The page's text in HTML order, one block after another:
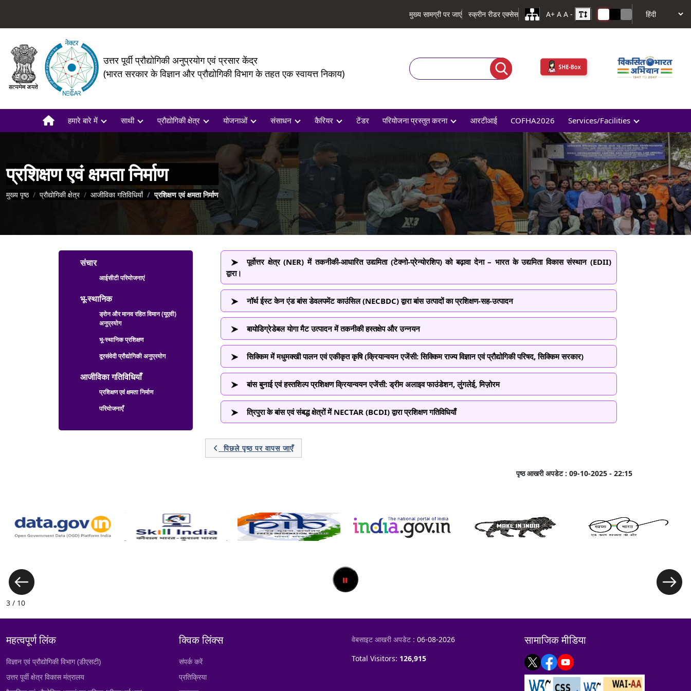
मुख्य सामग्री पर जाएं स्क्रीन रीडर एक्सेस A+ A A -
उत्तर पूर्वी प्रौद्योगिकी अनुप्रयोग एवं प्रसार केंद्र
(भारत सरकार के विज्ञान और प्रौद्योगिकी विभाग के तहत एक स्वायत्त निकाय)
खोज
हमारे बारे में साथी प्रौद्योगिकी क्षेत्र योजनाओं संसाधन कैरियर टेंडर परियोजना प्रस्तुत करना आरटीआई COFHA2026 Services/Facilities
प्रशिक्षण एवं क्षमता निर्माण
पग चिन्ह
मुख्य पृष्ठ प्रौद्योगिकी क्षेत्र आजीविका गतिविधियाँ प्रशिक्षण एवं क्षमता निर्माण
Technology Sector Menu
संचार
आईसीटी परियोजनाएं
भू-स्थानिक
ड्रोन और मानव रहित विमान (यूएवी)
अनुप्रयोग
भू-स्थानिक प्रशिक्षण
दूरसंवेदी प्रौद्योगिकी अनुप्रयोग
आजीविका गतिविधियाँ
प्रशिक्षण एवं क्षमता निर्माण
परियोजनाएँ
पूर्वोत्तर क्षेत्र (NER) में तकनीकी-आधारित उद्यमिता (टेक्नो-प्रेन्योरशिप) को बढ़ावा देना – भारत के उद्यमिता विकास संस्थान (EDII)
द्वारा।
नॉर्थ ईस्ट केन एंड बांस डेवलपमेंट काउंसिल (NECBDC) द्वारा बांस उत्पादों का प्रशिक्षण-सह-उत्पादन
बायोडिग्रेडेबल योगा मैट उत्पादन में तकनीकी हस्तक्षेप और उन्नयन
सिक्किम में मधुमक्खी पालन एवं एकीकृत कृषि (क्रियान्वयन एजेंसी: सिक्किम राज्य विज्ञान एवं प्रौद्योगिकी परिषद, सिक्किम सरकार)
बांस बुनाई एवं हस्तशिल्प प्रशिक्षण क्रियान्वयन एजेंसी: ड्रीम अलाइव फाउंडेशन, लुंगलेई, मिज़ोरम
त्रिपुरा के बांस एवं संबद्ध क्षेत्रों में NECTAR (BCDI) द्वारा प्रशिक्षण गतिविधियाँ
 पिछले पृष्ठ पर वापस जाएँ
पृष्ठ आखरी अपडेट : 09-10-2025 - 22:15
3 / 10
महत्वपूर्ण लिंक
विज्ञान एवं प्रौद्योगिकी विभाग (डीएसटी)
उत्तर पूर्वी क्षेत्र विकास मंत्रालय
क्विक लिंक्स
संपर्क करें
प्रतिक्रिया
वेबसाइट आखरी अपडेट : 06-08-2026
Total Visitors: 126,915
सामाजिक मीडिया